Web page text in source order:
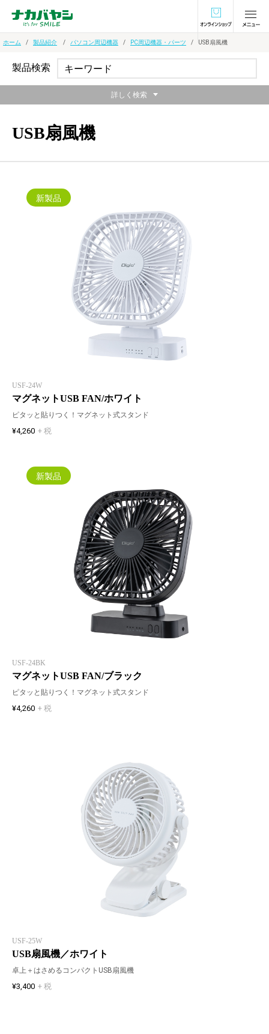
オンラインショ
ホーム 製品紹介 パソコン周辺機器 PC周辺機器・パーツ USB扇風機
USB扇風機
新製品
USF-24W
マグネットUSB FAN/ホワイト
ピタッと貼りつく！マグネット式スタンド
¥4,260 + 税
新製品
USF-24BK
マグネットUSB FAN/ブラック
ピタッと貼りつく！マグネット式スタンド
¥4,260 + 税
USF-25W
USB扇風機／ホワイト
卓上＋はさめるコンパクトUSB扇風機
¥3,400 + 税
製品検索
詳しく検索